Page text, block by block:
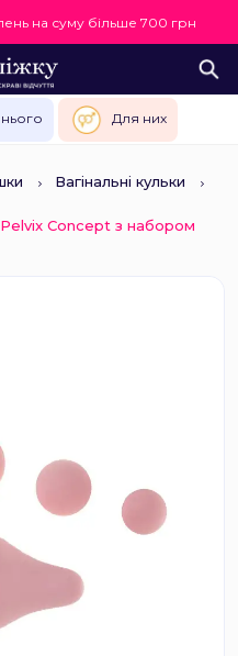
на суму більше 700 грн
Для них
Вагінальні кульки
Concept з набором